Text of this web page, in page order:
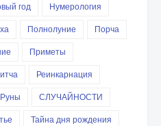
год
Нумерология
Полнолуние
Порча
Приметы
Реинкарнация
Руны
СЛУЧАЙНОСТИ
Тайна дня рождения